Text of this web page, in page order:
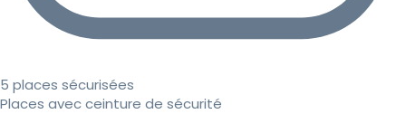
5 places sécurisées
Places avec ceinture de sécurité